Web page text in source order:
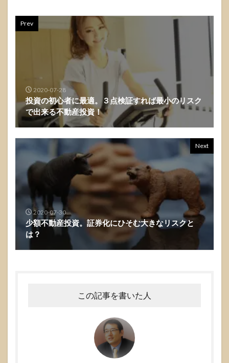
Prev
2020-07-28
投資の初心者に最適。３点検証すれば最小のリスク
で出来る不動産投資！
Next
2020-07-30
少額不動産投資。証券化にひそむ大きなリスクと
は？
この記事を書いた人